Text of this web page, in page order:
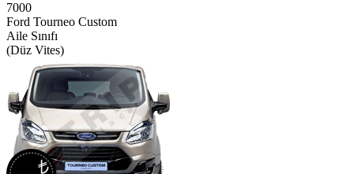
7000
Ford Tourneo Custom
Aile Sınıfı
(Düz Vites)